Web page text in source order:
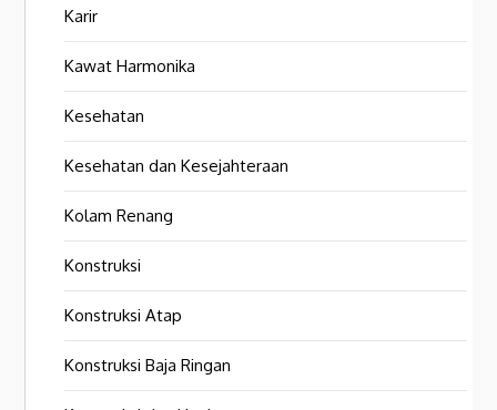
Karir
Kawat Harmonika
Kesehatan
Kesehatan dan Kesejahteraan
Kolam Renang
Konstruksi
Konstruksi Atap
Konstruksi Baja Ringan